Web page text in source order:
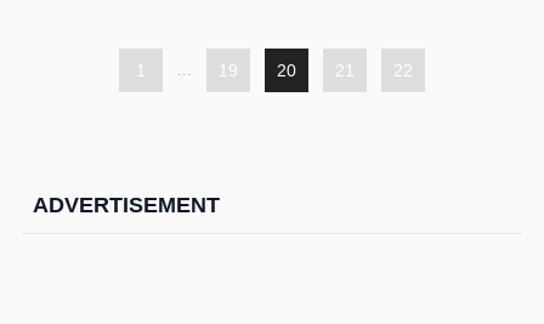
1 19 20 21 22
ADVERTISEMENT